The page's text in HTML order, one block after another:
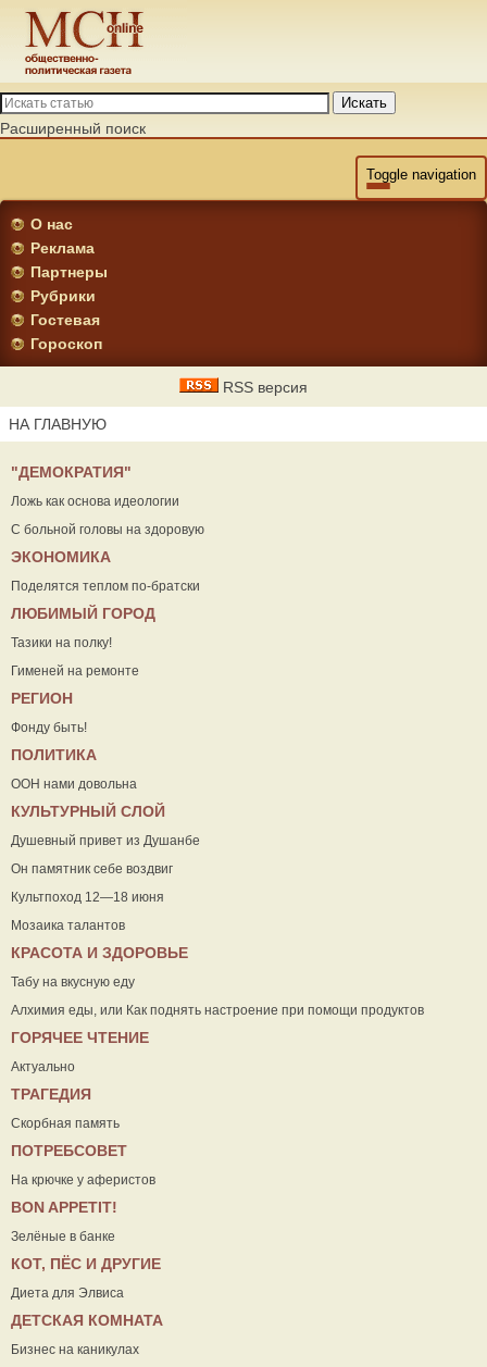
Искать
Расширенный поиск
Toggle navigation
О нас
Реклама
Партнеры
Рубрики
Гостевая
Гороскоп
RSS версия
НА ГЛАВНУЮ
"ДЕМОКРАТИЯ"
Ложь как основа идеологии
С больной головы на здоровую
ЭКОНОМИКА
Поделятся теплом по-братски
ЛЮБИМЫЙ ГОРОД
Тазики на полку!
Гименей на ремонте
РЕГИОН
Фонду быть!
ПОЛИТИКА
ООН нами довольна
КУЛЬТУРНЫЙ СЛОЙ
Душевный привет из Душанбе
Он памятник себе воздвиг
Культпоход 12—18 июня
Мозаика талантов
КРАСОТА И ЗДОРОВЬЕ
Табу на вкусную еду
Алхимия еды, или Как поднять настроение при помощи продуктов
ГОРЯЧЕЕ ЧТЕНИЕ
Актуально
ТРАГЕДИЯ
Скорбная память
ПОТРЕБСОВЕТ
На крючке у аферистов
ВON APPETIT!
Зелёные в банке
КОТ, ПЁС И ДРУГИЕ
Диета для Элвиса
ДЕТСКАЯ КОМНАТА
Бизнес на каникулах